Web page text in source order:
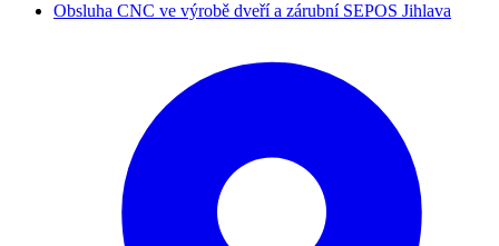
Obsluha CNC ve výrobě dveří a zárubní SEPOS Jihlava